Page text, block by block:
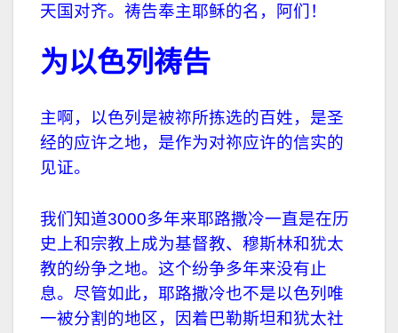
天国对齐。祷告奉主耶稣的名，阿们！
为以色列祷告
主啊，以色列是被祢所拣选的百姓，是圣
经的应许之地，是作为对祢应许的信实的
见证。
我们知道3000多年来耶路撒冷一直是在历
史上和宗教上成为基督教、穆斯林和犹太
教的纷争之地。这个纷争多年来没有止
息。尽管如此，耶路撒冷也不是以色列唯
一被分割的地区，因着巴勒斯坦和犹太社